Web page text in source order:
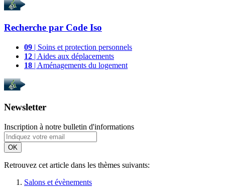
Recherche par Code Iso
09 | Soins et protection personnels
12 | Aides aux déplacements
18 | Aménagements du logement
Newsletter
Inscription à notre bulletin d'informations
OK
Retrouvez cet article dans les thèmes suivants:
Salons et évènements